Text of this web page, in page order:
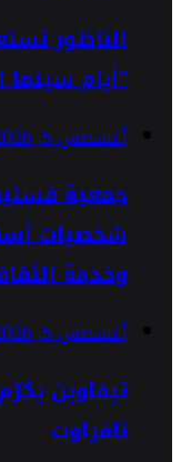
الناظور
“أيام
أغسطس 5, 2026
جمعية
شخصيات
وخدمة
أغسطس 5, 2026
تيفاوين
تافراوت